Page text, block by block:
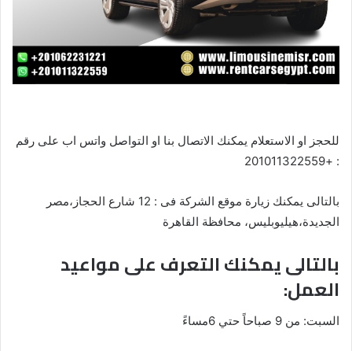
للحجز او الاستعلام يمكنك الاتصال بنا او التواصل واتس اب على رقم
: +201011322559
بالتالى يمكنك زيارة موقع الشركة فى : 12 شارع الحجاز،مصر
الجديدة،هيليوبليس، محافظة القاهرة‬
بالتالى يمكنك التعرف على مواعيد
العمل:
السبت: من 9 صباحاً حتي 6مساءً